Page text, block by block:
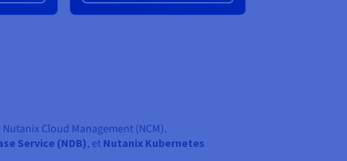
Cloud Management (NCM).
Service (NDB), et Nutanix Kubernetes